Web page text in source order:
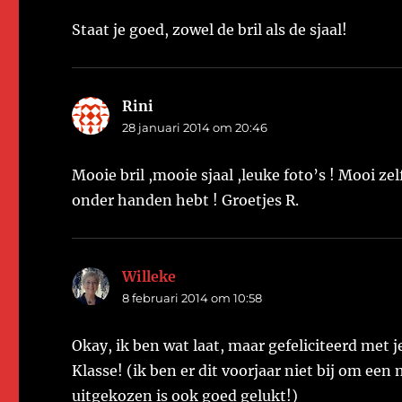
Staat je goed, zowel de bril als de sjaal!
Rini
28 januari 2014 om 20:46
Mooie bril ,mooie sjaal ,leuke foto’s ! Mooi
onder handen hebt ! Groetjes R.
Willeke
8 februari 2014 om 10:58
Okay, ik ben wat laat, maar gefeliciteerd met
Klasse! (ik ben er dit voorjaar niet bij om een
uitgekozen is ook goed gelukt!)